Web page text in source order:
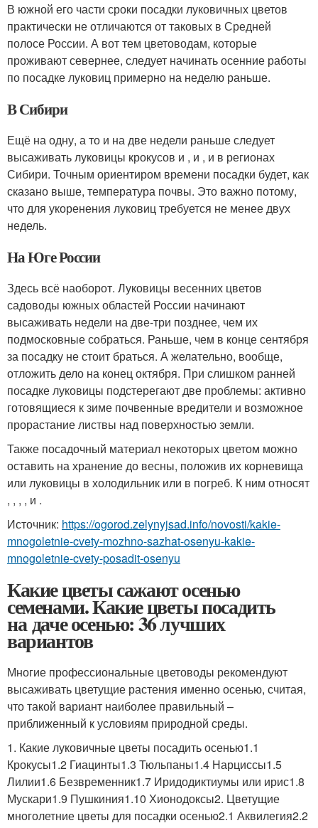
В южной его части сроки посадки луковичных цветов
практически не отличаются от таковых в Средней
полосе России. А вот тем цветоводам, которые
проживают севернее, следует начинать осенние работы
по посадке луковиц примерно на неделю раньше.
В Сибири
Ещё на одну, а то и на две недели раньше следует
высаживать луковицы крокусов и , и , и в регионах
Сибири. Точным ориентиром времени посадки будет, как
сказано выше, температура почвы. Это важно потому,
что для укоренения луковиц требуется не менее двух
недель.
На Юге России
Здесь всё наоборот. Луковицы весенних цветов
садоводы южных областей России начинают
высаживать недели на две-три позднее, чем их
подмосковные собраться. Раньше, чем в конце сентября
за посадку не стоит браться. А желательно, вообще,
отложить дело на конец октября. При слишком ранней
посадке луковицы подстерегают две проблемы: активно
готовящиеся к зиме почвенные вредители и возможное
прорастание листвы над поверхностью земли.
Также посадочный материал некоторых цветом можно
оставить на хранение до весны, положив их корневища
или луковицы в холодильник или в погреб. К ним относят
, , , , и .
Источник: https://ogorod.zelynyjsad.info/novosti/kakie-
mnogoletnie-cvety-mozhno-sazhat-osenyu-kakie-
mnogoletnie-cvety-posadit-osenyu
Какие цветы сажают осенью
семенами. Какие цветы посадить
на даче осенью: 36 лучших
вариантов
Многие профессиональные цветоводы рекомендуют
высаживать цветущие растения именно осенью, считая,
что такой вариант наиболее правильный –
приближенный к условиям природной среды.
1. Какие луковичные цветы посадить осенью1.1
Крокусы1.2 Гиацинты1.3 Тюльпаны1.4 Нарциссы1.5
Лилии1.6 Безвременник1.7 Иридодиктиумы или ирис1.8
Мускари1.9 Пушкиния1.10 Хионодоксы2. Цветущие
многолетние цветы для посадки осенью2.1 Аквилегия2.2